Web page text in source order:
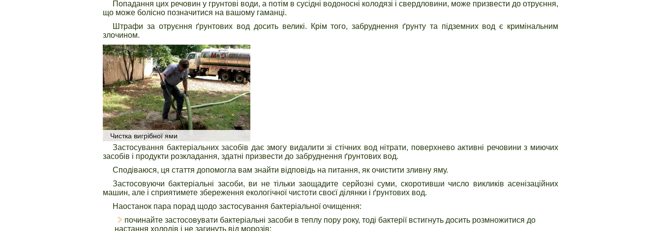
Попадання цих речовин у грунтові води, а потім в сусідні водоносні колодязі і свердловини, може призвести до отруєння,
що може болісно позначитися на вашому гаманці.
Штрафи за отруєння ґрунтових вод досить великі. Крім того, забруднення ґрунту та підземних вод є кримінальним
злочином.
Чистка вигрібної ями
Застосування бактеріальних засобів дає змогу видалити зі стічних вод нітрати, поверхнево активні речовини з миючих
засобів і продукти розкладання, здатні призвести до забруднення ґрунтових вод.
Сподіваюся, ця стаття допомогла вам знайти відповідь на питання, як очистити зливну яму.
Застосовуючи бактеріальні засоби, ви не тільки заощадите серйозні суми, скоротивши число викликів асенізаційних
машин, але і сприятимете збереження екологічної чистоти своєї ділянки і ґрунтових вод.
Наостанок пара порад щодо застосування бактеріальної очищення:
починайте застосовувати бактеріальні засоби в теплу пору року, тоді бактерії встигнуть досить розмножитися до
настання холодів і не загинуть від морозів;